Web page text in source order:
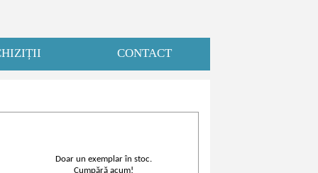
CONTACT
Doar un exemplar în stoc.
Cumpără acum!